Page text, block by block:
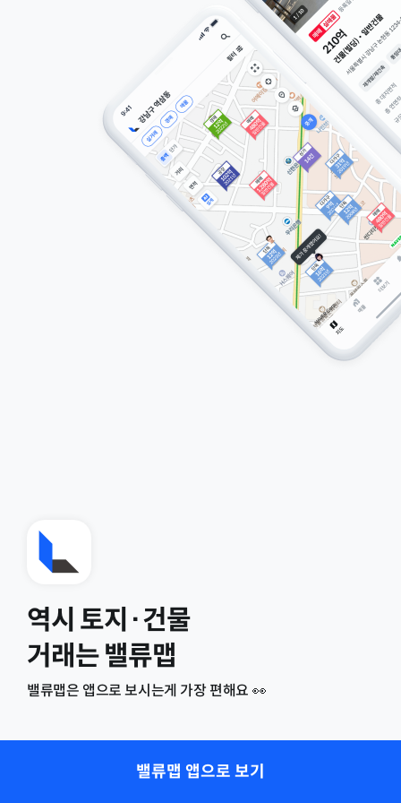
역시 토지·건물
거래는 밸류맵
밸류맵은 앱으로 보시는게 가장 편해요 👀
밸류맵 앱으로 보기